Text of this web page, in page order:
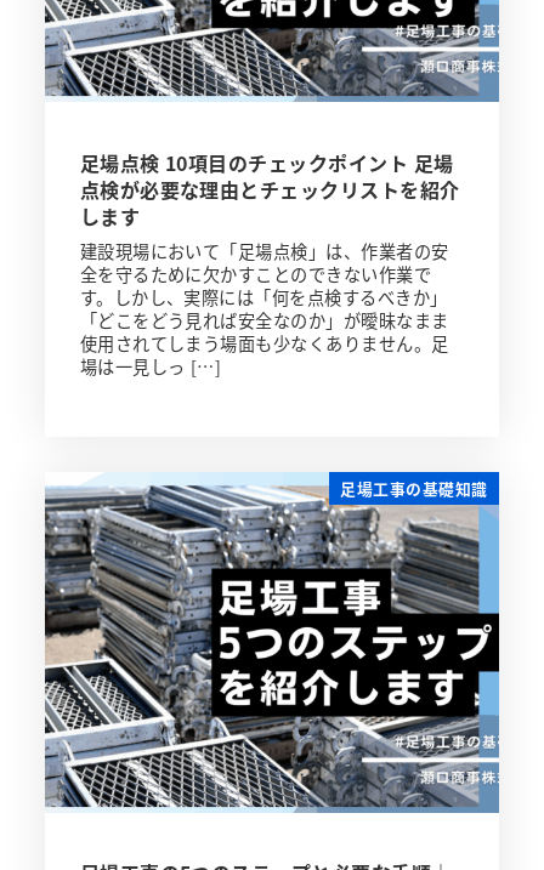
足場点検 10項目のチェックポイント 足場
点検が必要な理由とチェックリストを紹介
します
建設現場において「足場点検」は、作業者の安
全を守るために欠かすことのできない作業で
す。しかし、実際には「何を点検するべきか」
「どこをどう見れば安全なのか」が曖昧なまま
使用されてしまう場面も少なくありません。足
場は一見しっ […]
足場工事の基礎知識